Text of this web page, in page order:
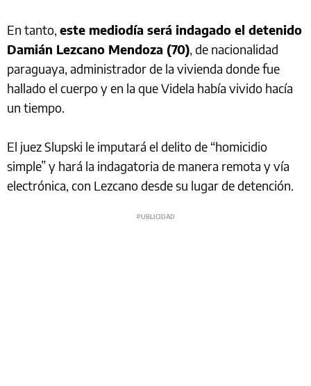
En tanto, este mediodía será indagado el detenido
Damián Lezcano Mendoza (70), de nacionalidad
paraguaya, administrador de la vivienda donde fue
hallado el cuerpo y en la que Videla había vivido hacía
un tiempo.
El juez Slupski le imputará el delito de “homicidio
simple” y hará la indagatoria de manera remota y vía
electrónica, con Lezcano desde su lugar de detención.